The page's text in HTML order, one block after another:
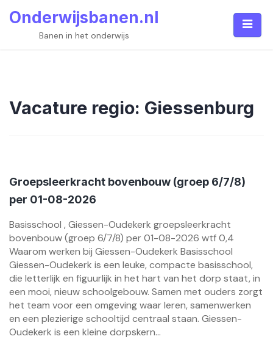
Onderwijsbanen.nl
Banen in het onderwijs
Vacature regio: Giessenburg
Groepsleerkracht bovenbouw (groep 6/7/8)
per 01-08-2026
Basisschool , Giessen-Oudekerk groepsleerkracht
bovenbouw (groep 6/7/8) per 01-08-2026 wtf 0,4
Waarom werken bij Giessen-Oudekerk Basisschool
Giessen-Oudekerk is een leuke, compacte basisschool,
die letterlijk en figuurlijk in het hart van het dorp staat, in
een mooi, nieuw schoolgebouw. Samen met ouders zorgt
het team voor een omgeving waar leren, samenwerken
en een plezierige schooltijd centraal staan. Giessen-
Oudekerk is een kleine dorpskern...